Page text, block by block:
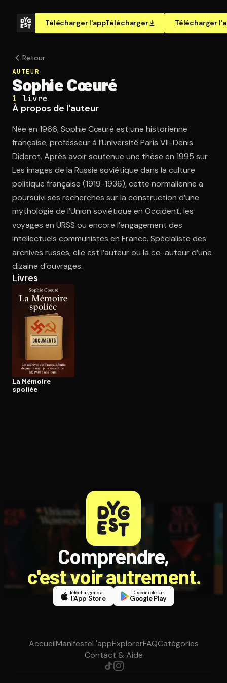
Télécharger l'appTélécharger Télécharger
Retour
AUTEUR
Sophie Cœuré
1 livre
À propos de l'auteur
Née en 1966, Sophie Cœuré est une historienne
française, professeur à l’Université Paris VII-Denis
Diderot. Après avoir soutenue une thèse en 1995 sur
Les images de la Russie soviétique dans la culture
politique française (1919-1936), cette normalienne a
poursuivi ses recherches sur la construction d’une
mythologie de l’Union soviétique en Occident, les
voyages en URSS ou encore l’engagement des
intellectuels communistes en France. Spécialiste des
archives russes, elle est l’auteur ou la co-auteur d’une
dizaine d’ouvrages.
Livres
La Mémoire
spoliée
Comprendre,
c'est voir autrement.
Télécharger dans
l'App Store
Disponible sur
Google Play
AccueilManifesteL'appExplorerFAQCatégories
Contact & Aide